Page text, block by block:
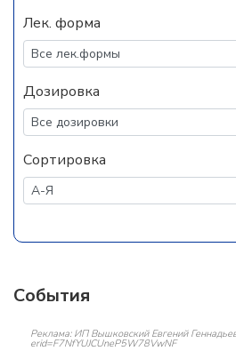
Лек. форма
Дозировка
Сортировка
События
Реклама: ИП Вышковский Евгений
erid=F7NfYUJCUneP5W78VwNF